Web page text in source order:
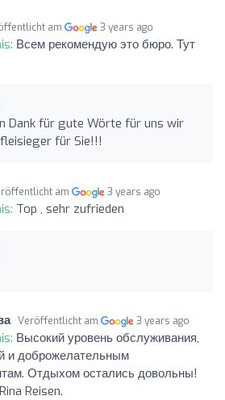
am 3 years ago
Всем рекомендую это бюро. Тут
Dank für gute Wörte für uns wir
für Sie!!!
am 3 years ago
Top , sehr zufrieden
Veröffentlicht am 3 years ago
Высокий уровень обслуживания,
и доброжелательным
Отдыхом остались довольны!
Reisen.